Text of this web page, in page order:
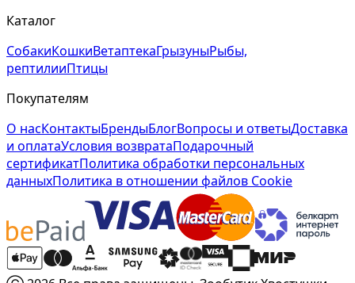
Каталог
СобакиКошкиВетаптекаГрызуныРыбы,
рептилииПтицы
Покупателям
О насКонтактыБрендыБлогВопросы и ответыДоставка
и оплатаУсловия возвратаПодарочный
сертификатПолитика обработки персональных
данныхПолитика в отношении файлов Cookie